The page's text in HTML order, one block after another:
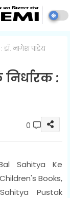
डॉ. नागेश पांडेय
:
0
Sahitya Ke
Books,
Pustak